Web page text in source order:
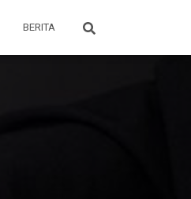
BERITA